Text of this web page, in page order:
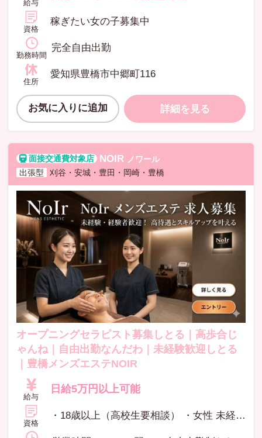
給与
資格
稼ぎたい女の子募集中
勤務時間
完全自由出勤
住所
愛知県豊橋市中郷町116
お気に入りに追加 詳細を見る
NOIR ノワール
出張型
刈谷・安城・豊田・岡崎・豊橋
オープニングセラピスト募集しとる｜高歩合じ
ゃんね｜自由出勤なんだわ｜未経験歓迎しとる
｜豊橋メンズエステNOIR
給与
日給5万円以上可能
資格
・18歳以上（高校生要相談） ・女性 未経験の方、歓迎だわ 経験者の方、優遇いたします 副業もOKだで、無理なく働きん